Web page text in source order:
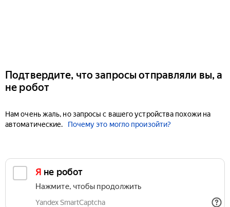
Подтвердите, что запросы отправляли вы, а
не робот
Нам очень жаль, но запросы с вашего устройства похожи на
автоматические.
Почему это могло произойти?
Я не робот
Нажмите, чтобы продолжить
Yandex SmartCaptcha